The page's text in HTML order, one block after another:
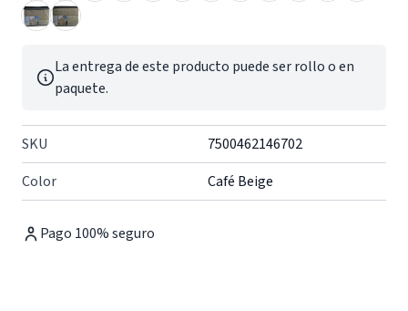
La entrega de este producto puede ser rollo o en
paquete.
SKU
7500462146702
Color
Café Beige
Pago 100% seguro